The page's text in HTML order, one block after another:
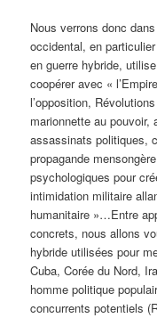
Nous verrons donc
occidental, en
en guerre hybride,
coopérer avec «
l’opposition,
marionnette au
assassinats politiques,
propagande
psychologiques pour
intimidation militaire
humanitaire »…Entre
concrets, nous allons
hybride utilisées pour
Cuba, Corée du Nord,
homme politique
concurrents potentiels